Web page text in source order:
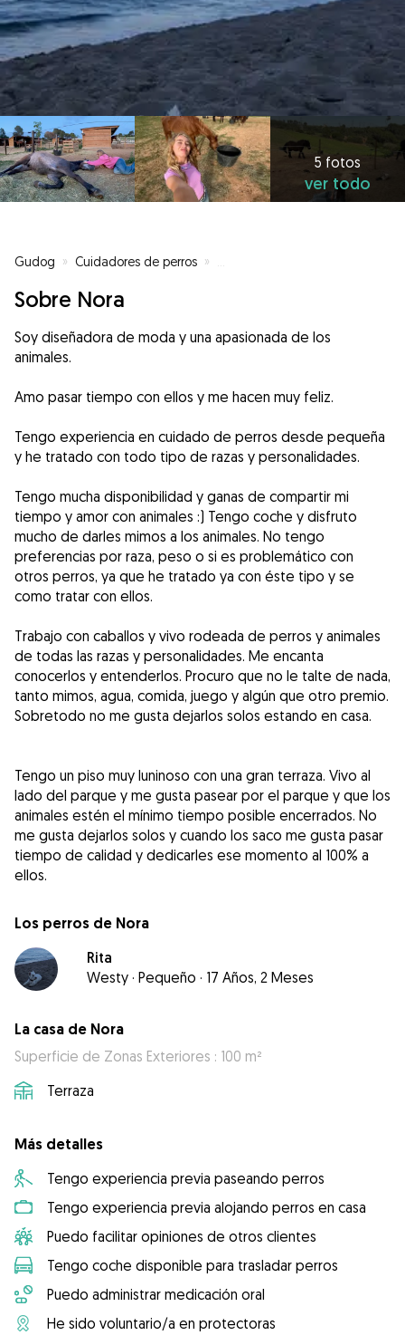
5 fotos
ver todo
Gudog » Cuidadores de perros »
Sobre Nora
Soy diseñadora de moda y una apasionada de los
animales.
Amo pasar tiempo con ellos y me hacen muy feliz.
Tengo experiencia en cuidado de perros desde pequeña
y he tratado con todo tipo de razas y personalidades.
Tengo mucha disponibilidad y ganas de compartir mi
tiempo y amor con animales :) Tengo coche y disfruto
mucho de darles mimos a los animales. No tengo
preferencias por raza, peso o si es problemático con
otros perros, ya que he tratado ya con éste tipo y se
como tratar con ellos.
Trabajo con caballos y vivo rodeada de perros y animales
de todas las razas y personalidades. Me encanta
conocerlos y entenderlos. Procuro que no le talte de nada,
tanto mimos, agua, comida, juego y algún que otro premio.
Sobretodo no me gusta dejarlos solos estando en casa.
Tengo un piso muy luninoso con una gran terraza. Vivo al
lado del parque y me gusta pasear por el parque y que los
animales estén el mínimo tiempo posible encerrados. No
me gusta dejarlos solos y cuando los saco me gusta pasar
tiempo de calidad y dedicarles ese momento al 100% a
ellos.
Los perros de Nora
Rita
Westy · Pequeño · 17 Años, 2 Meses
La casa de Nora
Superficie de Zonas Exteriores : 100 m²
Terraza
Más detalles
Tengo experiencia previa paseando perros
Tengo experiencia previa alojando perros en casa
Puedo facilitar opiniones de otros clientes
Tengo coche disponible para trasladar perros
Puedo administrar medicación oral
He sido voluntario/a en protectoras